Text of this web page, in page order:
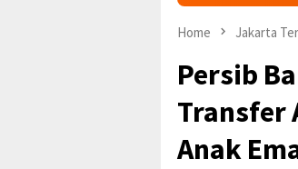
Home Jakarta
Persib
Transfer
Anak